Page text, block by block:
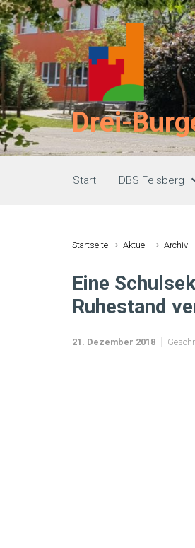
Zum Hauptinhalt springen
Drei-
Start DBS Felsberg
Startseite Aktuell Archiv
Eine
Ruhestand
21. Dezember 2018